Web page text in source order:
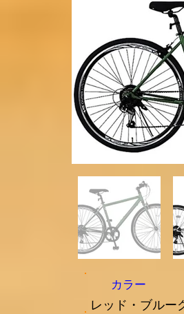
カラー
レッド・ブルー